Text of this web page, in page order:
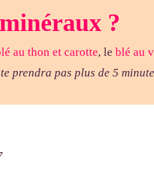
?
au thon et carotte, le blé au
prendra pas plus de 5